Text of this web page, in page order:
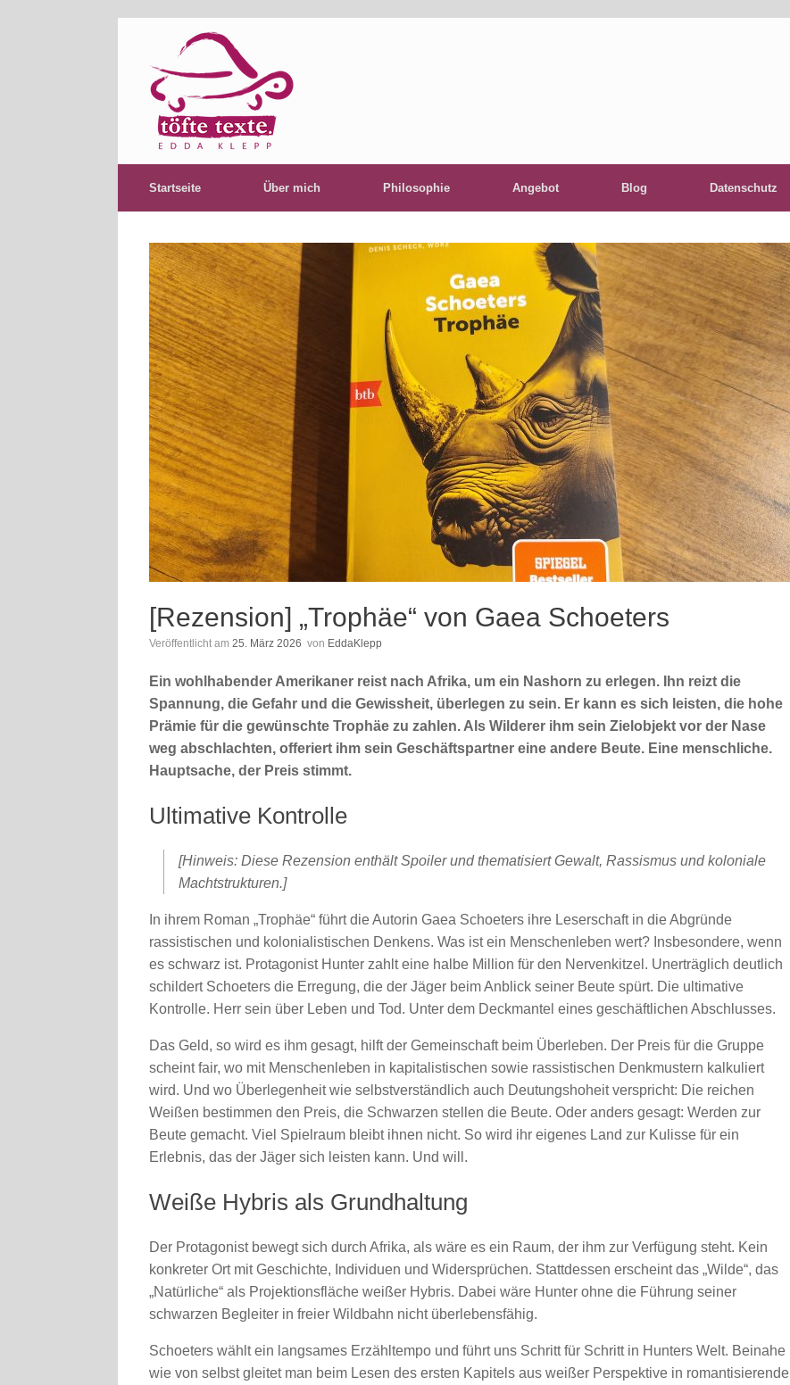
Startseite Über mich Philosophie Angebot Blog Datenschutz
[Rezension] „Trophäe“ von Gaea Schoeters
Veröffentlicht am 25. März 2026 von EddaKlepp
Ein wohlhabender Amerikaner reist nach Afrika, um ein Nashorn zu erlegen. Ihn reizt die
Spannung, die Gefahr und die Gewissheit, überlegen zu sein. Er kann es sich leisten, die hohe
Prämie für die gewünschte Trophäe zu zahlen. Als Wilderer ihm sein Zielobjekt vor der Nase
weg abschlachten, offeriert ihm sein Geschäftspartner eine andere Beute. Eine menschliche.
Hauptsache, der Preis stimmt.
Ultimative Kontrolle
[Hinweis: Diese Rezension enthält Spoiler und thematisiert Gewalt, Rassismus und koloniale
Machtstrukturen.]
In ihrem Roman „Trophäe“ führt die Autorin Gaea Schoeters ihre Leserschaft in die Abgründe
rassistischen und kolonialistischen Denkens. Was ist ein Menschenleben wert? Insbesondere, wenn
es schwarz ist. Protagonist Hunter zahlt eine halbe Million für den Nervenkitzel. Unerträglich deutlich
schildert Schoeters die Erregung, die der Jäger beim Anblick seiner Beute spürt. Die ultimative
Kontrolle. Herr sein über Leben und Tod. Unter dem Deckmantel eines geschäftlichen Abschlusses.
Das Geld, so wird es ihm gesagt, hilft der Gemeinschaft beim Überleben. Der Preis für die Gruppe
scheint fair, wo mit Menschenleben in kapitalistischen sowie rassistischen Denkmustern kalkuliert
wird. Und wo Überlegenheit wie selbstverständlich auch Deutungshoheit verspricht: Die reichen
Weißen bestimmen den Preis, die Schwarzen stellen die Beute. Oder anders gesagt: Werden zur
Beute gemacht. Viel Spielraum bleibt ihnen nicht. So wird ihr eigenes Land zur Kulisse für ein
Erlebnis, das der Jäger sich leisten kann. Und will.
Weiße Hybris als Grundhaltung
Der Protagonist bewegt sich durch Afrika, als wäre es ein Raum, der ihm zur Verfügung steht. Kein
konkreter Ort mit Geschichte, Individuen und Widersprüchen. Stattdessen erscheint das „Wilde“, das
„Natürliche“ als Projektionsfläche weißer Hybris. Dabei wäre Hunter ohne die Führung seiner
schwarzen Begleiter in freier Wildbahn nicht überlebensfähig.
Schoeters wählt ein langsames Erzähltempo und führt uns Schritt für Schritt in Hunters Welt. Beinahe
wie von selbst gleitet man beim Lesen des ersten Kapitels aus weißer Perspektive in romantisierende